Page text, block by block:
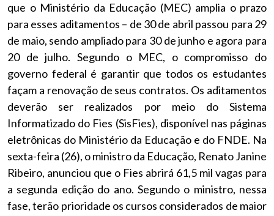
que o Ministério da Educação (MEC) amplia o prazo
para esses aditamentos – de 30 de abril passou para 29
de maio, sendo ampliado para 30 de junho e agora para
20 de julho. Segundo o MEC, o compromisso do
governo federal é garantir que todos os estudantes
façam a renovação de seus contratos. Os aditamentos
deverão ser realizados por meio do Sistema
Informatizado do Fies (SisFies), disponível nas páginas
eletrônicas do Ministério da Educação e do FNDE. Na
sexta-feira (26), o ministro da Educação, Renato Janine
Ribeiro, anunciou que o Fies abrirá 61,5 mil vagas para
a segunda edição do ano. Segundo o ministro, nessa
fase, terão prioridade os cursos considerados de maior